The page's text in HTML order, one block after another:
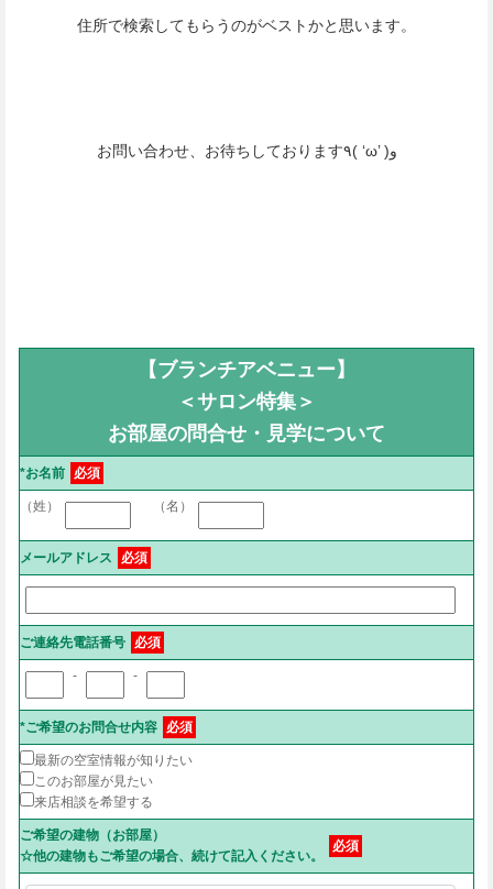
住所で検索してもらうのがベストかと思います。
お問い合わせ、お待ちしております٩( ‘ω’ )و
【ブランチアベニュー】
＜サロン特集＞
お部屋の問合せ・見学について
*お名前 必須
（姓） （名）
メールアドレス 必須
ご連絡先電話番号 必須
- -
*ご希望のお問合せ内容 必須
最新の空室情報が知りたい
このお部屋が見たい
来店相談を希望する
ご希望の建物（お部屋）
☆他の建物もご希望の場合、続けて記入ください。
必須